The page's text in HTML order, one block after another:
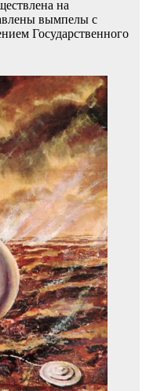
на
вымпелы с
Государственного